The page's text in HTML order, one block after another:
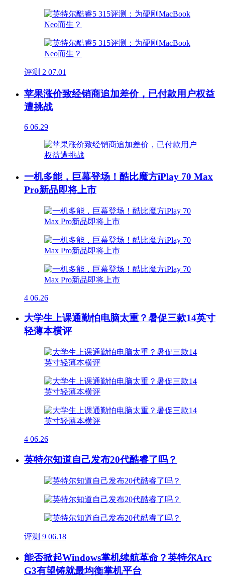
评测 2 07.01
苹果涨价致经销商追加差价，已付款用户权益
遭挑战
6 06.29
一机多能，巨幕登场！酷比魔方iPlay 70 Max
Pro新品即将上市
4 06.26
大学生上课通勤怕电脑太重？暑促三款14英寸
轻薄本横评
4 06.26
英特尔知道自己发布20代酷睿了吗？
评测 9 06.18
能否掀起Windows掌机续航革命？英特尔Arc
G3有望铸就最均衡掌机平台